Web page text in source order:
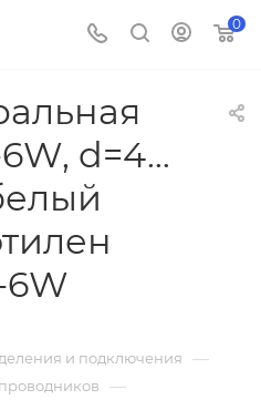
0
d=4…
6W
и подключения —
—